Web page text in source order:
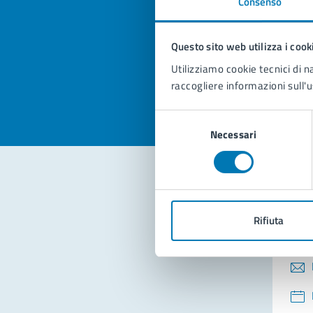
Questo sito web utilizza i
Utilizziamo cookie tecnici di
raccogliere informazioni
consenso
Necessari
Rifiuta